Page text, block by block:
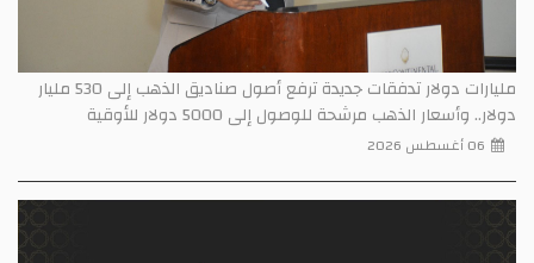
مليارات دولار تدفقات جديدة ترفع أصول صناديق الذهب إلى 530 مليار
دولار.. وأسعار الذهب مرشحة للوصول إلى 5000 دولار للأوقية
06 أغسطس 2026